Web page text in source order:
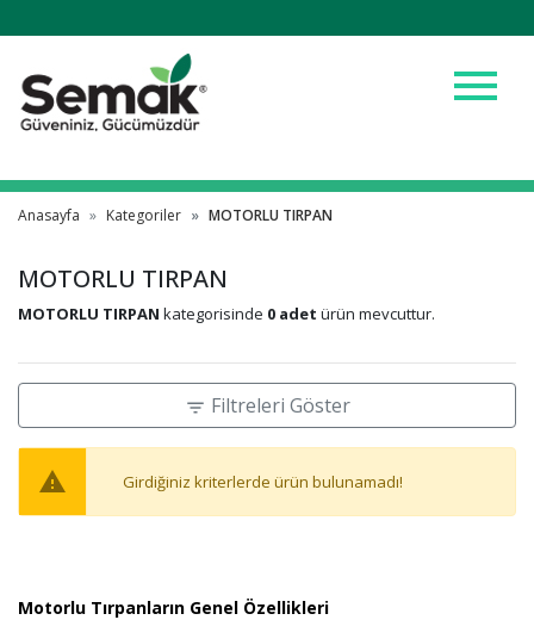
menu
Anasayfa Kategoriler MOTORLU TIRPAN
MOTORLU TIRPAN
MOTORLU TIRPAN kategorisinde 0 adet ürün mevcuttur.
filter_list Filtreleri Göster
warning Girdiğiniz kriterlerde ürün bulunamadı!
Motorlu Tırpanların Genel Özellikleri